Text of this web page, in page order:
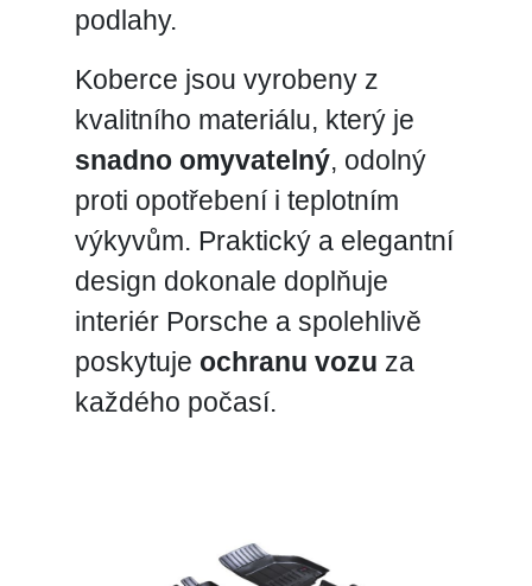
podlahy.
Koberce jsou vyrobeny z
kvalitního materiálu, který je
snadno omyvatelný, odolný
proti opotřebení i teplotním
výkyvům. Praktický a elegantní
design dokonale doplňuje
interiér Porsche a spolehlivě
poskytuje ochranu vozu za
každého počasí.